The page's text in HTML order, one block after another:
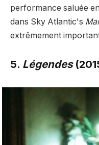
performance saluée
dans Sky Atlantic's
extrêmement
5. Légendes